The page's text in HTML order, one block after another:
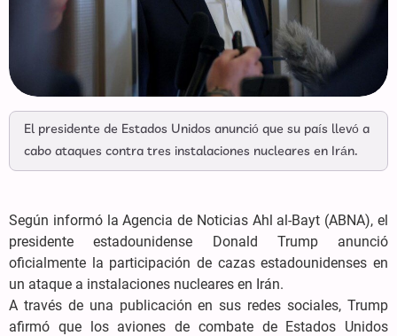
El presidente de Estados Unidos anunció que su país llevó a
cabo ataques contra tres instalaciones nucleares en Irán.
Según informó la Agencia de Noticias Ahl al-Bayt (ABNA), el
presidente estadounidense Donald Trump anunció
oficialmente la participación de cazas estadounidenses en
un ataque a instalaciones nucleares en Irán.
A través de una publicación en sus redes sociales, Trump
afirmó que los aviones de combate de Estados Unidos